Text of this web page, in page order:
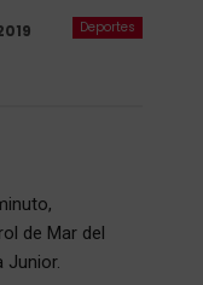
Deportes
de Mar del
Junior.